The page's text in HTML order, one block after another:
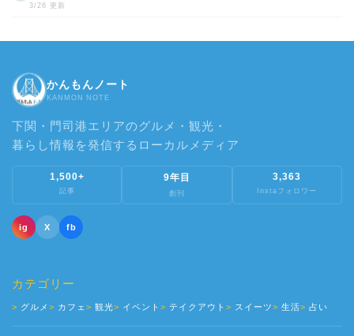
3/26 更新
かんもんノート
KANMON NOTE
下関・門司港エリアのグルメ・観光・
暮らし情報を発信するローカルメディア
1,500+
記事
9年目
創刊
3,363
Instaフォロワー
ig X fb
カテゴリー
グルメ カフェ 観光 イベント テイクアウト スイーツ 生活 占い